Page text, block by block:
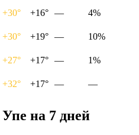
+30° +16° —
4%
+30° +19° —
10%
+27° +17° —
1%
+32° +17° — —
на 7 дней